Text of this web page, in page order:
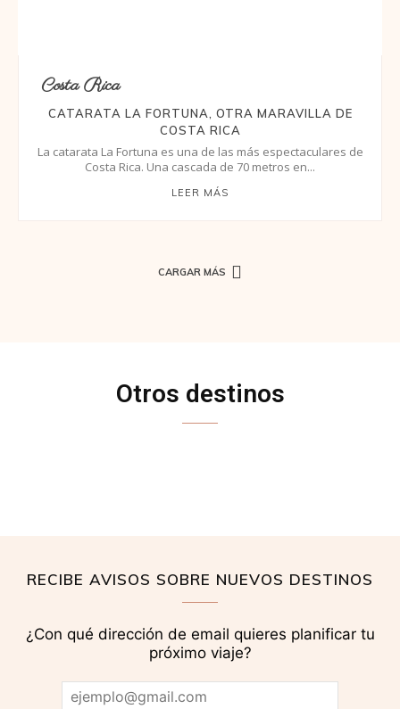
Costa Rica
CATARATA LA FORTUNA, OTRA MARAVILLA DE
COSTA RICA
La catarata La Fortuna es una de las más espectaculares de
Costa Rica. Una cascada de 70 metros en...
LEER MÁS
CARGAR MÁS
Otros destinos
RECIBE AVISOS SOBRE NUEVOS DESTINOS
¿Con qué dirección de email quieres planificar tu
próximo viaje?